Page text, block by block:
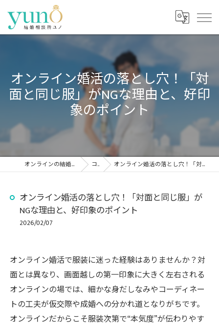
オンライン婚活の落とし穴！「対
面と同じ服」がNGな理由と、好印
象のポイント
オンラインの結婚相談所なら結婚相談所ユノ コラム オンライン婚活の落とし穴！「対面と同じ服」がNGな理由と、好印象のポイント
オンライン婚活の落とし穴！「対面と同じ服」が
NGな理由と、好印象のポイント
2026/02/07
オンライン婚活で服装に迷った経験はありませんか？対
面とは異なり、画面越しの第一印象に大きく左右される
オンラインの場では、細かな身だしなみやコーディネー
トの工夫が仮交際や成婚への分かれ道となりがちです。
オンラインだからこそ服装次第で“本気度”が伝わりやす